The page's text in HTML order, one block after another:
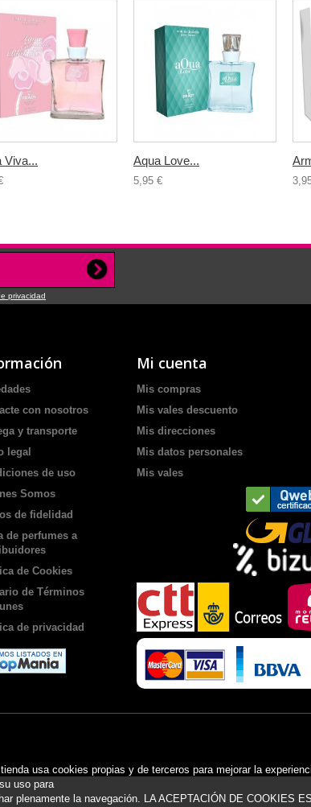
Viva... Aqua Love...
5,95 €
privacidad
con nosotros
y transporte
legal
de uso
Somos
de fidelidad
de perfumes a
de Cookies
de Términos
de privacidad
Mi cuenta
Mis compras
Mis vales descuento
Mis direcciones
Mis datos personales
Mis vales
usa cookies propias y de terceros para mejorar la
uso para
plenamente la navegación. LA ACEPTACIÓN DE COOKIES